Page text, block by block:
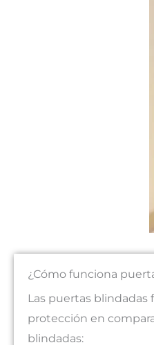
¿Cómo funciona
Las puertas
protección en
blindadas: